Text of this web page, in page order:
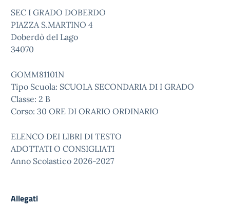
SEC I GRADO DOBERDO
PIAZZA S.MARTINO 4
Doberdò del Lago
34070
GOMM81101N
Tipo Scuola: SCUOLA SECONDARIA DI I GRADO
Classe: 2 B
Corso: 30 ORE DI ORARIO ORDINARIO
ELENCO DEI LIBRI DI TESTO
ADOTTATI O CONSIGLIATI
Anno Scolastico 2026-2027
Allegati